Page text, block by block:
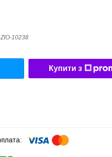
ZIO-10238
Купити з